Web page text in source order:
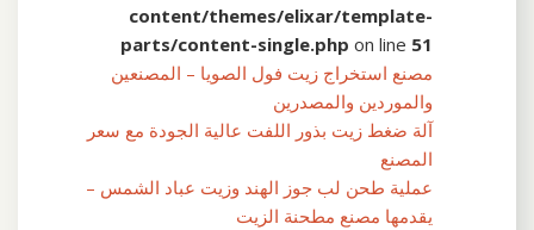
content/themes/elixar/template-
parts/content-single.php on line 51
مصنع استخراج زيت فول الصويا – المصنعين
والموردين والمصدرين
آلة ضغط زيت بذور اللفت عالية الجودة مع سعر
المصنع
عملية طحن لب جوز الهند وزيت عباد الشمس –
يقدمها مصنع مطحنة الزيت